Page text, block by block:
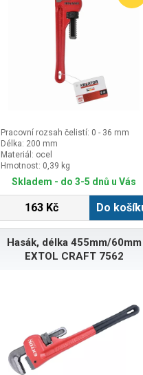
Pracovní rozsah čelistí: 0 - 36 mm
Délka: 200 mm
Materiál: ocel
Hmotnost: 0,39 kg
Skladem - do 3-5 dnů u Vás
163 Kč Do
Hasák, délka 455mm/60mm
EXTOL CRAFT 7562